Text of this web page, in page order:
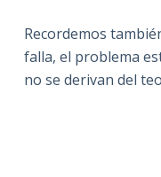
Recordemos
falla, el problema
no se derivan del